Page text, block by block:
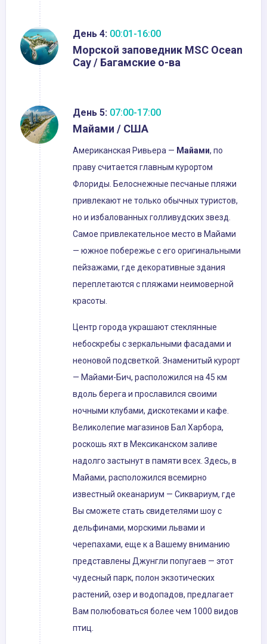
День 4: 00:01-16:00
Морской заповедник MSC Ocean
Cay / Багамские о-ва
День 5: 07:00-17:00
Майами / США
Американская Ривьера — Майами, по
праву считается главным курортом
Флориды. Белоснежные песчаные пляжи
привлекают не только обычных туристов,
но и избалованных голливудских звезд.
Самое привлекательное место в Майами
— южное побережье с его оригинальными
пейзажами, где декоративные здания
переплетаются с пляжами неимоверной
красоты.
Центр города украшают стеклянные
небоскребы с зеркальными фасадами и
неоновой подсветкой. Знаменитый курорт
— Майами-Бич, расположился на 45 км
вдоль берега и прославился своими
ночными клубами, дискотеками и кафе.
Великолепие магазинов Бал Харбора,
роскошь яхт в Мексиканском заливе
надолго застынут в памяти всех. Здесь, в
Майами, расположился всемирно
известный океанариум — Сиквариум, где
Вы сможете стать свидетелями шоу с
дельфинами, морскими львами и
черепахами, еще к а Вашему вниманию
представлены Джунгли попугаев — этот
чудесный парк, полон экзотических
растений, озер и водопадов, предлагает
Вам полюбоваться более чем 1000 видов
птиц.